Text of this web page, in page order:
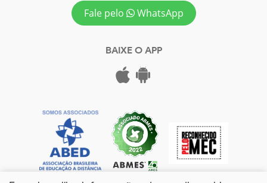
Fale pelo
WhatsApp
BAIXE O APP